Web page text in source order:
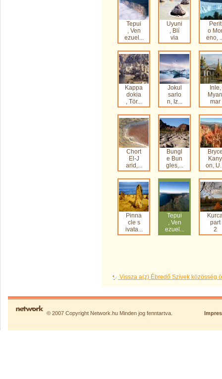
Tepui
, Ven
ezuel...
Uyuni
, Blí
via
Perit
o
eno,
Kappa
dokia
, Tör...
Jokul
sarlo
n, Iz...
Inle,
Myan
mar
Chort
El-J
arid,...
Bungl
e Bun
gles,...
Kany
on,
Pinna
cle s
ivata...
Tepui
, Ven
ezuel...
part
2
Vissza a(z) Ébredő Szívek közösség
© 2007 Copyright Network.hu Minden jog fenntartva.